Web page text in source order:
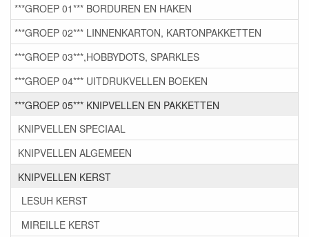
***GROEP 01*** BORDUREN EN HAKEN
***GROEP 02*** LINNENKARTON, KARTONPAKKETTEN
***GROEP 03***,HOBBYDOTS, SPARKLES
***GROEP 04*** UITDRUKVELLEN BOEKEN
***GROEP 05*** KNIPVELLEN EN PAKKETTEN
KNIPVELLEN SPECIAAL
KNIPVELLEN ALGEMEEN
KNIPVELLEN KERST
LESUH KERST
MIREILLE KERST